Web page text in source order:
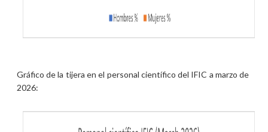
Gráfico de la tijera en el personal científico del IFIC a marzo de
2026: